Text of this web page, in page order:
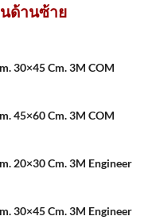
ด้านซ้าย
30×45 Cm. 3M COM
45×60 Cm. 3M COM
20×30 Cm. 3M Engineer
30×45 Cm. 3M Engineer